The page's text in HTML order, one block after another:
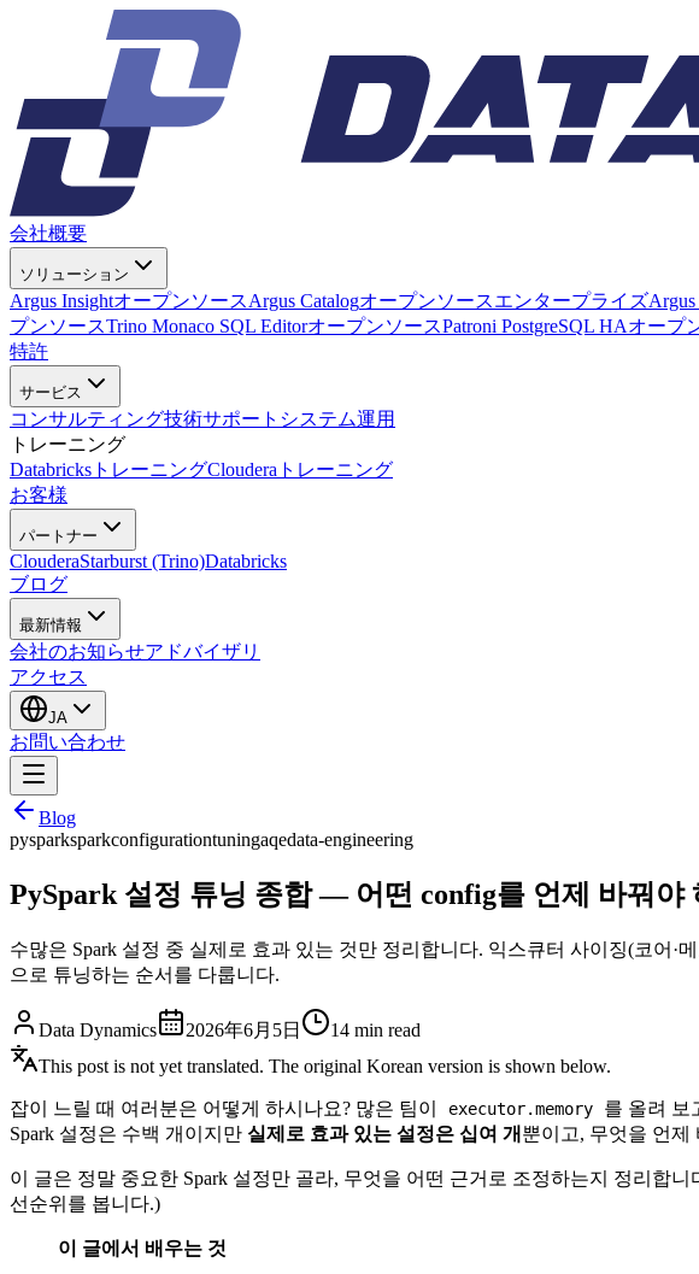
会社概要
ソリューション
Argus InsightオープンソースArgus Catalogオープンソースエンタープライズ
プンソースTrino Monaco SQL EditorオープンソースPatroni PostgreSQL HAオープ
特許
サービス
コンサルティング技術サポート システム運用
トレーニング
DatabricksトレーニングClouderaトレーニング
お客様
パートナー
ClouderaStarburst (Trino)Databricks
ブログ
最新情報
会社のお知らせアドバイザリ
アクセス
JA
お問い合わせ
Blog
pysparksparkconfigurationtuningaqedata-engineering
PySpark 설정 튜닝 종합 — 어떤 config를 언제 바꿔야
수많은 Spark 설정 중 실제로 효과 있는 것만 정리합니다. 익스큐터 사이징(코어
으로 튜닝하는 순서를 다룹니다.
Data Dynamics 2026年6月5日 14 min read
This post is not yet translated. The original Korean version is shown below.
잡이 느릴 때 여러분은 어떻게 하시나요? 많은 팀이 executor.memory
를 올려 보
Spark 설정은 수백 개이지만 실제로 효과 있는 설정은 십여 개 뿐이고, 무엇을 언제
이 글은 정말 중요한 Spark 설정만 골라, 무엇을 어떤 근거로 조정하는지 정리합
선순위를 봅니다.)
이 글에서 배우는 것